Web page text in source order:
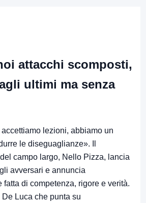
attacchi scomposti,
ultimi ma senza
lezioni, abbiamo un
le diseguaglianze». Il
campo largo, Nello Pizza, lancia
avversari e annuncia
fatta di competenza, rigore e verità.
Luca che punta su